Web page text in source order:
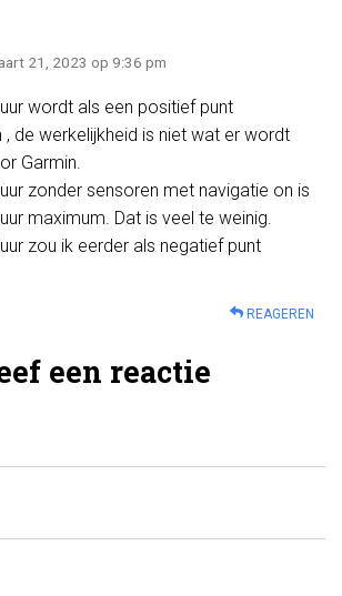
21, 2023 op 9:36 pm
wordt als een positief punt
, de werkelijkheid is niet wat er wordt
Garmin.
zonder sensoren met navigatie on is
maximum. Dat is veel te weinig.
zou ik eerder als negatief punt
REAGEREN
een reactie